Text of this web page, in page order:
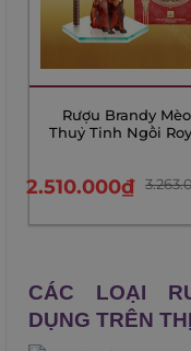
Rượu Brandy Mèo
Thuỷ Tinh Ngồi
2.510.000₫
CÁC LOẠI
DỤNG TRÊN